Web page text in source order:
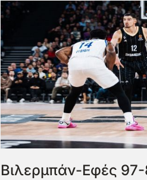
Βιλερμπάν-Εφές